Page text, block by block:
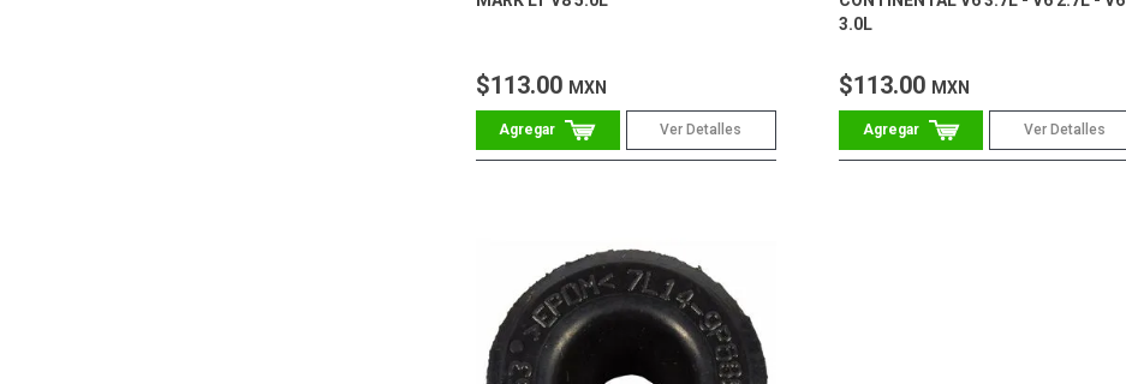
$113.00 MXN
Ver Detalles
3.0L
$113.00 MXN
Ver Detalles